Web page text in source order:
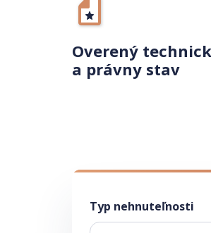
Overený
a právny stav
Typ nehnuteľnosti